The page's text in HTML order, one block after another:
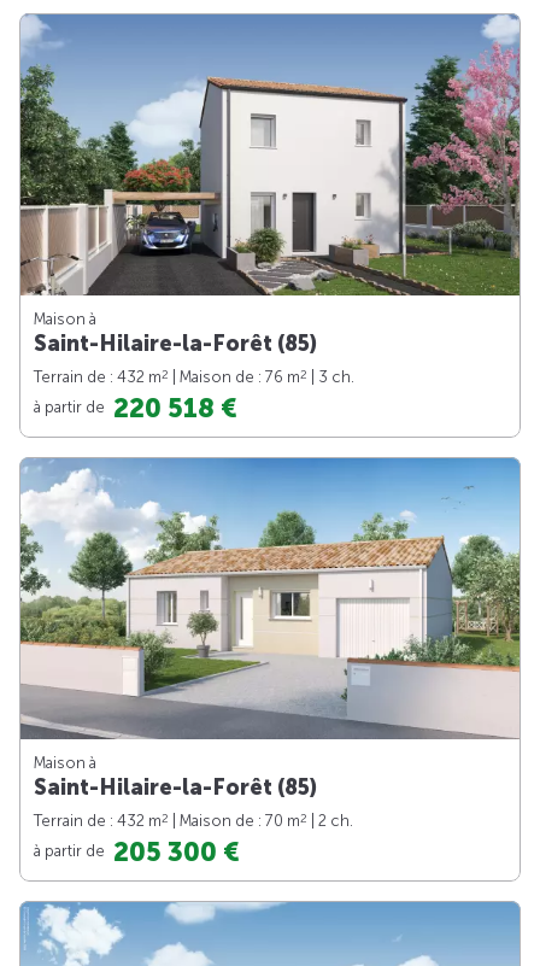
Maison à
Saint-Hilaire-la-Forêt (85)
Terrain de : 432 m2 | Maison de : 76 m2
| 3 ch.
à partir de 220 518 €
Maison à
Saint-Hilaire-la-Forêt (85)
Terrain de : 432 m2 | Maison de : 70 m2
| 2 ch.
à partir de 205 300 €